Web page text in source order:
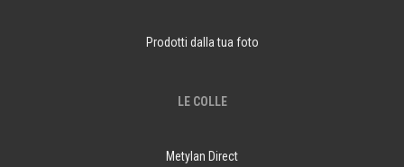
Prodotti dalla tua foto
LE COLLE
Metylan Direct